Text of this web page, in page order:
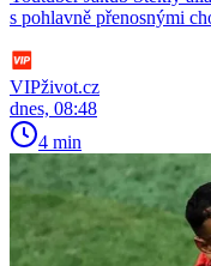
s pohlavně přenosnými
VIPživot.cz
dnes, 08:48
4 min